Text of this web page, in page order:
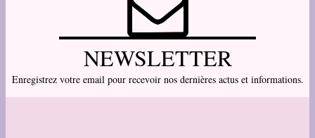
NEWSLETTER
Enregistrez votre email pour recevoir nos dernières actus et informations.